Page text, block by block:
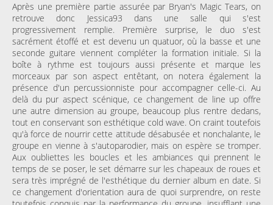
Après une première partie assurée par Bryan's Magic Tears, on
retrouve donc Jessica93 dans une salle qui s'est
progressivement remplie. Première surprise, le duo s'est
sacrément étoffé et est devenu un quatuor, où la basse et une
seconde guitare viennent compléter la formation initiale. Si la
boîte à rythme est toujours aussi présente et marque les
morceaux par son aspect entêtant, on notera également la
présence d'un percussionniste pour accompagner celle-ci. Au
delà du pur aspect scénique, ce changement de line up offre
une autre dimension au groupe, beaucoup plus rentre dedans,
tout en conservant son esthétique cold wave. On craint toutefois
qu'à force de nourrir cette attitude désabusée et nonchalante, le
groupe en vienne à s'autoparodier, mais on espère se tromper.
Aux oubliettes les boucles et les ambiances qui prennent le
temps de se poser, le set démarre sur les chapeaux de roues et
sera très imprégné de l'esthétique du dernier album en date. Si
ce changement d'orientation aura de quoi surprendre, on reste